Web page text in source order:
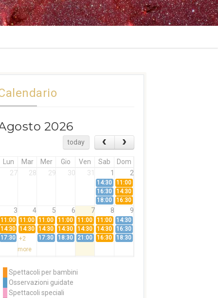
2026
today
Lun Mar Mer Gio Ven Sab
Dom
27
28 29 30 31 1 2
14:30
11:00
16:30
14:30
18:00
16:30
3 4 5 6 7 8 9
11:00 11:00 11:00 11:00 11:00 11:00
14:30
14:30 14:30 14:30 14:30 14:30 14:30
16:30
17:30 +2
more
17:30 18:30 21:00 16:30 18:30
11:00
14:30
+3
Spettacoli per bambini
Osservazioni guidate
Spettacoli speciali